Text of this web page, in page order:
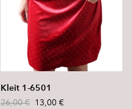
Kleit 1-6501
26,00 € 13,00 €